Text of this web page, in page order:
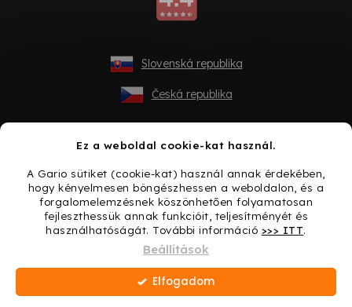
Ez a weboldal cookie-kat használ.
A Gario sütiket (cookie-kat) használ annak érdekében,
hogy kényelmesen böngészhessen a weboldalon, és a
forgalomelemzésnek köszönhetően folyamatosan
fejleszthessük annak funkcióit, teljesítményét és
használhatóságát. További információ >>> ITT.
Beállítások
Elfogadom
Slovenská republika
Česká republika
Shoptet készítette
Copyright 2026Gario.hu. Minden jog fenntartva.Süti